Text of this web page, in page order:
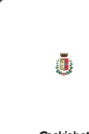
Vai al contenuto principale
Vai alla navigazione del sito
Vai al piede di pagina